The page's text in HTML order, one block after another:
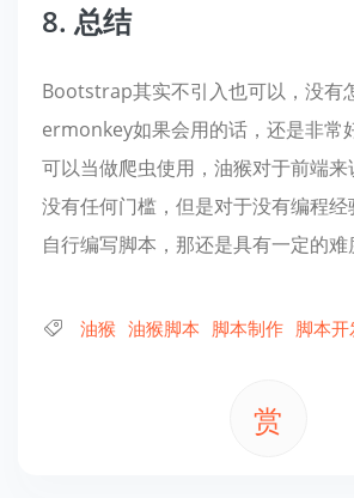
8. 总结
Bootstrap其实不引入也可以，没有
ermonkey如果会用的话，还是非常
可以当做爬虫使用，油猴对于前端
没有任何门槛，但是对于没有编程
自行编写脚本，那还是具有一定的难
油猴 油猴脚本 脚本制作 脚本开
赏